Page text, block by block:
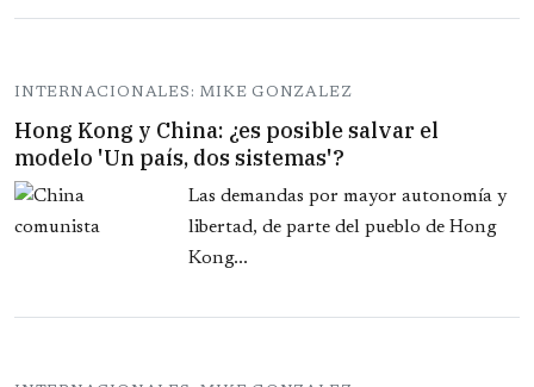
INTERNACIONALES: MIKE GONZALEZ
Hong Kong y China: ¿es posible salvar el
modelo 'Un país, dos sistemas'?
Las demandas por mayor autonomía y
libertad, de parte del pueblo de Hong
Kong...